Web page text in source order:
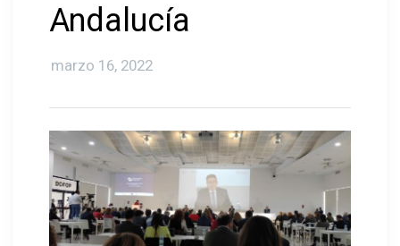
Andalucía
marzo 16, 2022